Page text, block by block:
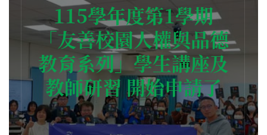
115學年度第1學期
「友善校園人權與品德
教育系列」學生講座及
教師研習 開始申請了